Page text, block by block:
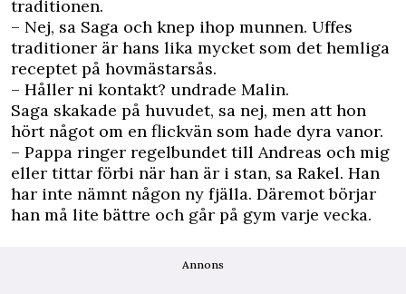
traditionen.
– Nej, sa Saga och knep ihop munnen. Uffes
traditioner är hans lika mycket som det hemliga
receptet på hovmästarsås.
– Håller ni kontakt? undrade Malin.
Saga skakade på huvudet, sa nej, men att hon
hört något om en flickvän som hade dyra vanor.
– Pappa ringer regelbundet till Andreas och mig
eller tittar förbi när han är i stan, sa Rakel. Han
har inte nämnt någon ny fjälla. Däremot börjar
han må lite bättre och går på gym varje vecka.
Annons